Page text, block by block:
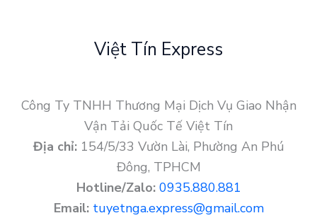
Việt Tín Express
Công Ty TNHH Thương Mại Dịch Vụ Giao Nhận
Vận Tải Quốc Tế Việt Tín
Địa chỉ:154/5/33 Vườn Lài, Phường An Phú
Đông, TPHCM
Hotline/Zalo: 0935.880.881
Email: tuyetnga.express@gmail.com